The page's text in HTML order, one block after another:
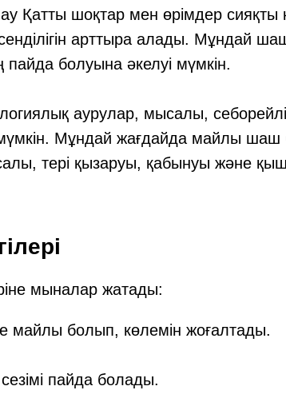
Қатты шоқтар мен өрімдер сияқты
арттыра алады. Мұндай шаш
болуына әкелуі мүмкін.
аурулар, мысалы,
Мұндай жағдайда майлы шаш
тері қызаруы, қабынуы және
мыналар жатады:
майлы болып, көлемін жоғалтады.
пайда болады.